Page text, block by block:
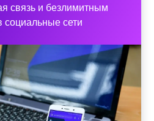
связь и безлимитным
социальные сети